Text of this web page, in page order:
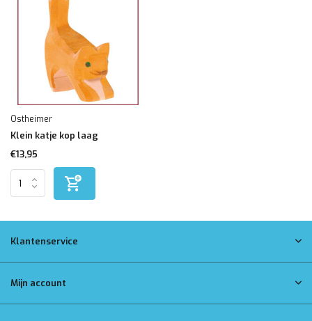
Ostheimer
Klein katje kop laag
€13,95
Klantenservice
Mijn account